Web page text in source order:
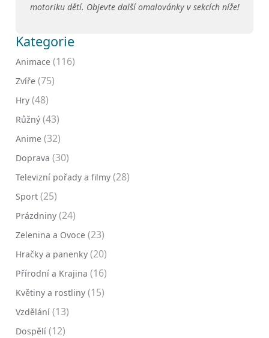
motoriku dětí. Objevte další omalovánky v sekcích níže!
Kategorie
Animace (116)
Zvíře (75)
Hry (48)
Růžný (43)
Anime (32)
Doprava (30)
Televizní pořady a filmy (28)
Sport (25)
Prázdniny (24)
Zelenina a Ovoce (23)
Hračky a panenky (20)
Přírodní a Krajina (16)
Květiny a rostliny (15)
Vzdělání (13)
Dospělí (12)